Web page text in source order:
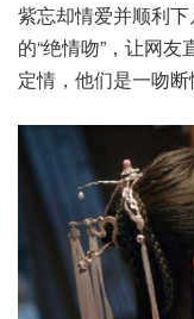
紫忘却情爱并顺利
的“绝情吻”，让网
定情，他们是一吻断